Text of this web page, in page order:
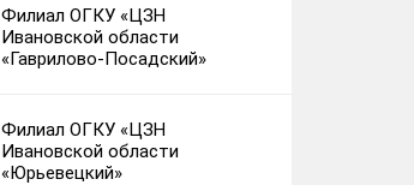
Филиал ОГКУ «ЦЗН
Ивановской области
«Гаврилово-Посадский»
Филиал ОГКУ «ЦЗН
Ивановской области
«Юрьевецкий»